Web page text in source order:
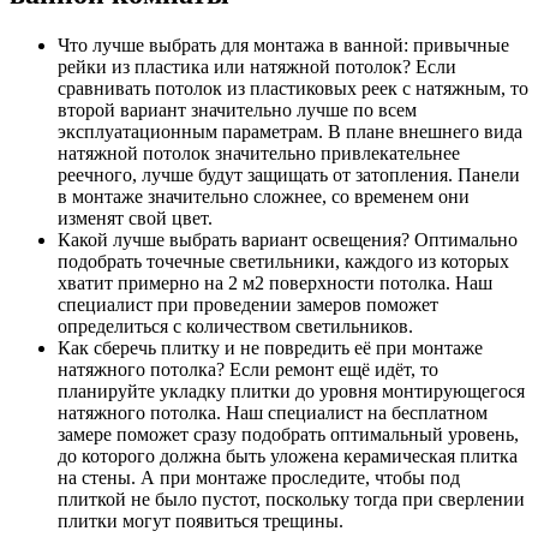
Что лучше выбрать для монтажа в ванной: привычные
рейки из пластика или натяжной потолок? Если
сравнивать потолок из пластиковых реек с натяжным, то
второй вариант значительно лучше по всем
эксплуатационным параметрам. В плане внешнего вида
натяжной потолок значительно привлекательнее
реечного, лучше будут защищать от затопления. Панели
в монтаже значительно сложнее, со временем они
изменят свой цвет.
Какой лучше выбрать вариант освещения? Оптимально
подобрать точечные светильники, каждого из которых
хватит примерно на 2 м2 поверхности потолка. Наш
специалист при проведении замеров поможет
определиться с количеством светильников.
Как сберечь плитку и не повредить её при монтаже
натяжного потолка? Если ремонт ещё идёт, то
планируйте укладку плитки до уровня монтирующегося
натяжного потолка. Наш специалист на бесплатном
замере поможет сразу подобрать оптимальный уровень,
до которого должна быть уложена керамическая плитка
на стены. А при монтаже проследите, чтобы под
плиткой не было пустот, поскольку тогда при сверлении
плитки могут появиться трещины.